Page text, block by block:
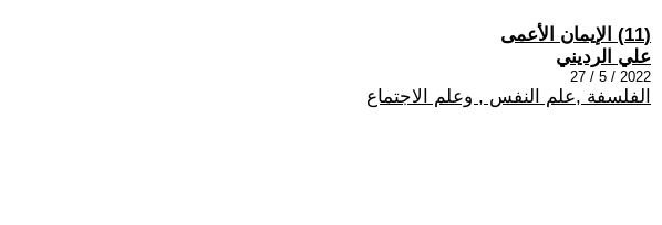
(11) الإيمان الأعمى
علي الرديني
2022 / 5 / 27
الفلسفة ,علم النفس , وعلم الاجتماع